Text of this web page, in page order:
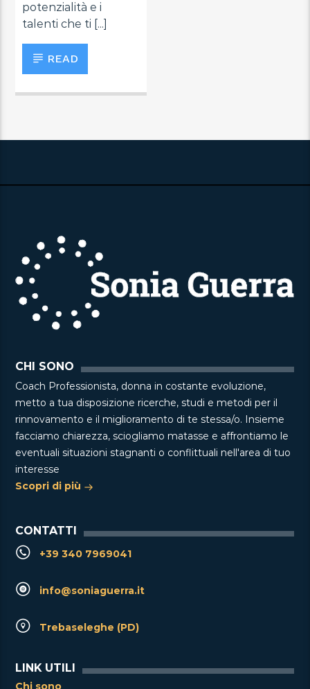
potenzialità e i
talenti che ti [...]
READ
CHI SONO
Coach Professionista, donna in costante evoluzione,
metto a tua disposizione ricerche, studi e metodi per il
rinnovamento e il miglioramento di te stessa/o. Insieme
facciamo chiarezza, sciogliamo matasse e affrontiamo le
eventuali situazioni stagnanti o conflittuali nell'area di tuo
interesse
Scopri di più
CONTATTI
+39 340 7969041
info@soniaguerra.it
Trebaseleghe (PD)
LINK UTILI
Chi sono